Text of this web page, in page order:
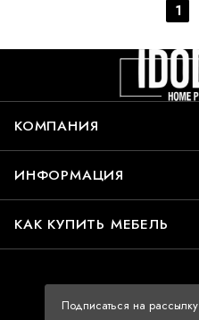
1
КОМПАНИЯ
ИНФОРМАЦИЯ
КАК КУПИТЬ МЕБЕЛЬ
Подписаться на рассылку